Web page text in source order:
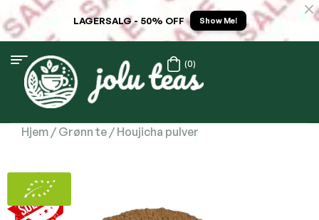
LAGERSALG - 50% OFF Show Me!
(0)
Hjem / Grønn te / Houjicha pulver